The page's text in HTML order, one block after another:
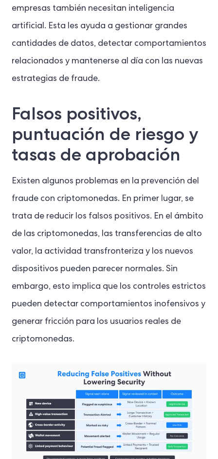
empresas también necesitan inteligencia
artificial. Esta les ayuda a gestionar grandes
cantidades de datos, detectar comportamientos
relacionados y mantenerse al día con las nuevas
estrategias de fraude.
Falsos positivos,
puntuación de riesgo y
tasas de aprobación
Existen algunos problemas en la prevención del
fraude con criptomonedas. En primer lugar, se
trata de reducir los falsos positivos. En el ámbito
de las criptomonedas, las transferencias de alto
valor, la actividad transfronteriza y los nuevos
dispositivos pueden parecer normales. Sin
embargo, esto implica que los controles estrictos
pueden detectar comportamientos inofensivos y
generar fricción para los usuarios reales de
criptomonedas.